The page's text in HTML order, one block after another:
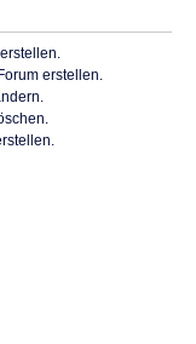
erstellen.